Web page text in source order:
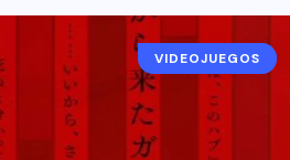
NOTICIAS
VIDEOJUEGOS